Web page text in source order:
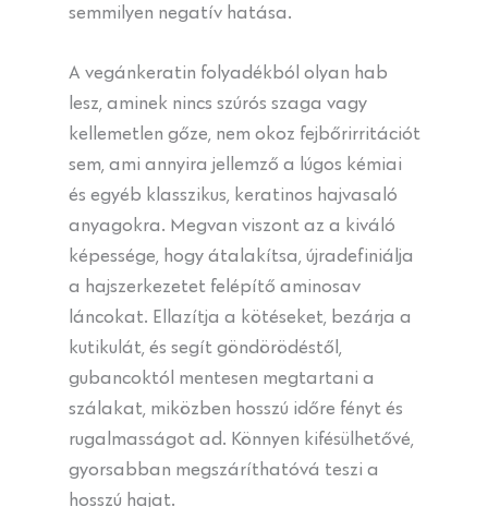
semmilyen negatív hatása.
A vegánkeratin folyadékból olyan hab
lesz, aminek nincs szúrós szaga vagy
kellemetlen gőze, nem okoz fejbőrirritációt
sem, ami annyira jellemző a lúgos kémiai
és egyéb klasszikus, keratinos hajvasaló
anyagokra. Megvan viszont az a kiváló
képessége, hogy átalakítsa, újradefiniálja
a hajszerkezetet felépítő aminosav
láncokat. Ellazítja a kötéseket, bezárja a
kutikulát, és segít göndörödéstől,
gubancoktól mentesen megtartani a
szálakat, miközben hosszú időre fényt és
rugalmasságot ad. Könnyen kifésülhetővé,
gyorsabban megszáríthatóvá teszi a
hosszú hajat.